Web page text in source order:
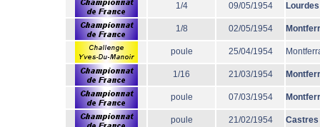
1/4 09/05/1954 Lourdes
1/8 02/05/1954
poule 25/04/1954
1/16 21/03/1954
poule 07/03/1954
poule 21/02/1954 Castres